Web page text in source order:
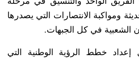
ومواكبة الانتصارات التي يصدرها
الشعبية في كل الجبهات.
خطط الرؤية الوطنية التي